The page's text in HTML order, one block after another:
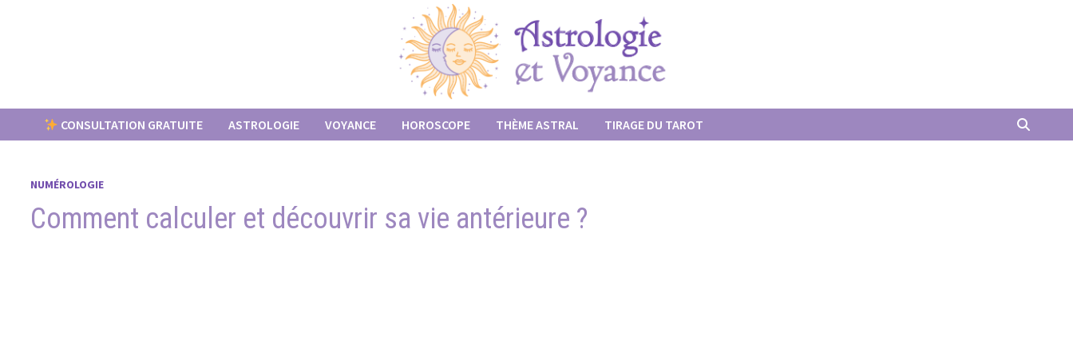
CONSULTATION GRATUITE ASTROLOGIE VOYANCE HOROSCOPE THÈME ASTRAL TIRAGE DU TAROT
NUMÉROLOGIE
Comment calculer et découvrir sa vie antérieure ?